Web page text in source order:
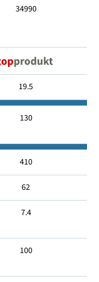
34990
19.5
130
410
62
7.4
100